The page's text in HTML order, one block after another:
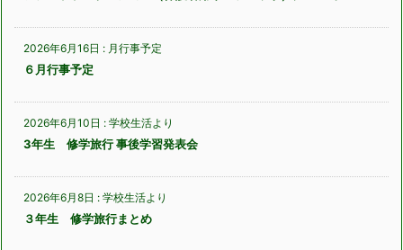
2026年6月16日 : 月行事予定
６月行事予定
2026年6月10日 : 学校生活より
3年生 修学旅行 事後学習発表会
2026年6月8日 : 学校生活より
３年生 修学旅行まとめ